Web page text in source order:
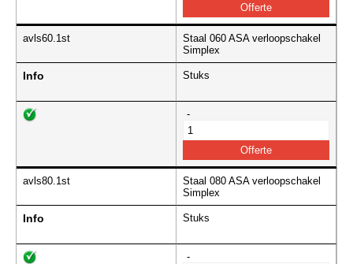
avls60.1st
Staal 060 ASA verloopschakel
Simplex
Info Stuks
-
avls80.1st
Staal 080 ASA verloopschakel
Simplex
Info Stuks
-